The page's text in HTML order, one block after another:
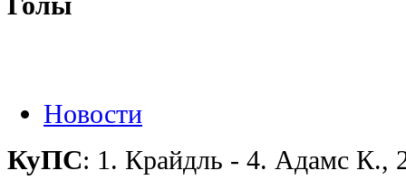
Новости
КуПС: 1. Крайдль - 4. Адамс К.,